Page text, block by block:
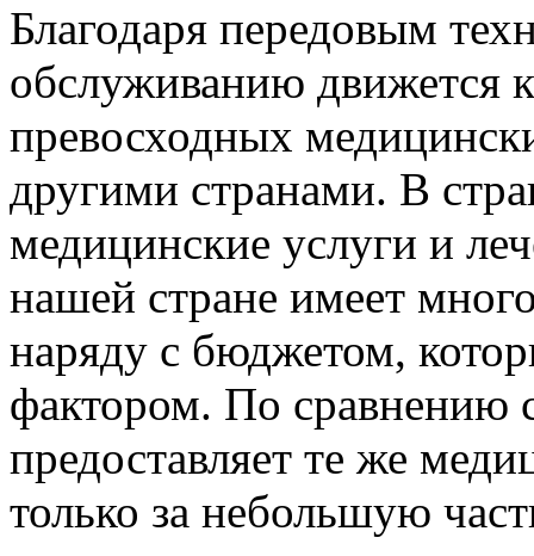
Благодаря передовым
обслуживанию движется
превосходных
другими странами. В
медицинские услуги и
нашей стране имеет
наряду с бюджетом,
фактором. По сравнению
предоставляет те же
только за небольшую